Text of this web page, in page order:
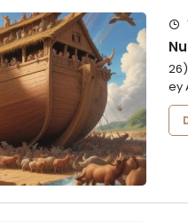
وَقَالَ نُوحٌ رَّبِّ لا تَذَرْ عَلَى الأَرْضِ مِنَ الْكَافِرِينَ دَيَّارًا (26 Anlamı: Nuh dedi ki
ey